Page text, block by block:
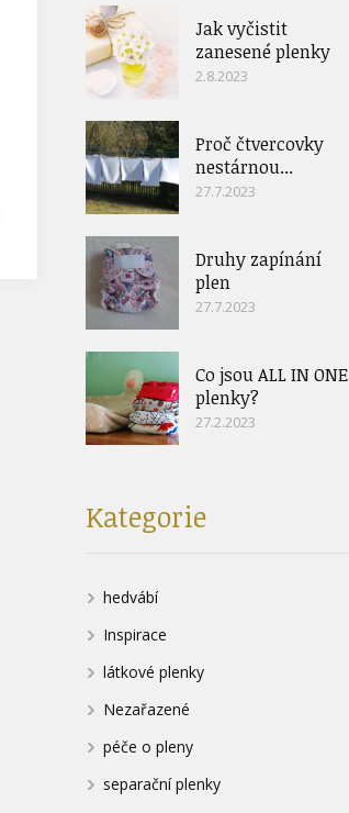
Jak vyčistit
zanesené plenky
2.8.2023
Proč čtvercovky
nestárnou...
27.7.2023
Druhy zapínání
plen
27.7.2023
Co jsou ALL IN ONE
plenky?
27.2.2023
Kategorie
hedvábí
Inspirace
látkové plenky
Nezařazené
péče o pleny
separační plenky